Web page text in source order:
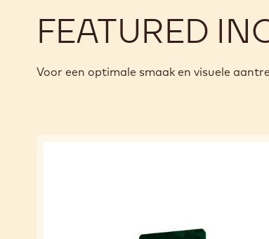
FEATURED
Voor een optimale smaak en visuele